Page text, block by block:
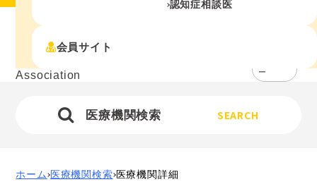
認知症相談医
会員サイト
ー
医療機関検索 SEARCH
ホーム 医療機関検索 医療機関詳細